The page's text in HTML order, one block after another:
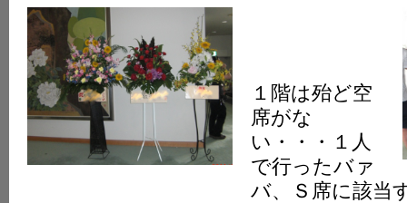
１階は殆ど空
席がな
い・・・１人
で行ったバァ
バ、Ｓ席に該当